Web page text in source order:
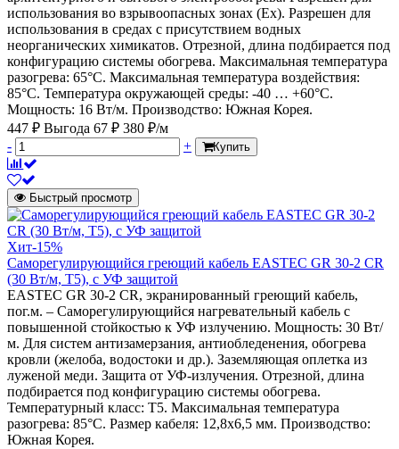
использования во взрывоопасных зонах (Ех). Разрешен для
использования в средах с присутствием водных
неорганических химикатов. Отрезной, длина подбирается под
конфигурацию системы обогрева. Максимальная температура
разогрева: 65°С. Максимальная температура воздействия:
85°С. Температура окружающей среды: -40 … +60°С.
Мощность: 16 Вт/м. Производство: Южная Корея.
447 ₽ Выгода 67 ₽ 380 ₽/м
-
+ Купить
Быстрый просмотр
Хит-15%
Саморегулирующийся греющий кабель EASTEC GR 30-2 CR
(30 Вт/м, Т5), с УФ защитой
EASTEC GR 30-2 CR, экранированный греющий кабель,
пог.м. – Саморегулирующийся нагревательный кабель с
повышенной стойкостью к УФ излучению. Мощность: 30 Вт/
м. Для систем антизамерзания, антиобледенения, обогрева
кровли (желоба, водостоки и др.). Заземляющая оплетка из
луженой меди. Защита от УФ-излучения. Отрезной, длина
подбирается под конфигурацию системы обогрева.
Температурный класс: Т5. Максимальная температура
разогрева: 85°С. Размер кабеля: 12,8х6,5 мм. Производство:
Южная Корея.